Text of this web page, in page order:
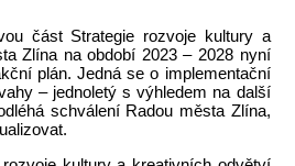
část Strategie rozvoje kultury a
Zlína na období 2023 – 2028 nyní
plán. Jedná se o implementační
– jednoletý s výhledem na další
schválení Radou města Zlína,